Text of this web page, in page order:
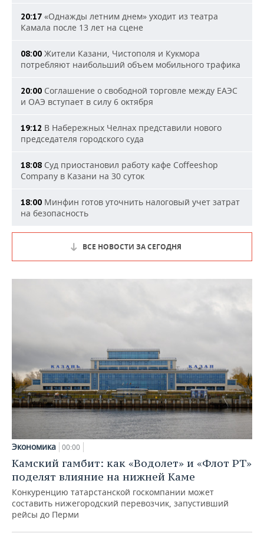
20:17 «Однажды летним днем» уходит из театра
Камала после 13 лет на сцене
08:00 Жители Казани, Чистополя и Кукмора
потребляют наибольший объем мобильного трафика
20:00 Соглашение о свободной торговле между ЕАЭС
и ОАЭ вступает в силу 6 октября
19:12 В Набережных Челнах представили нового
председателя городского суда
18:08 Суд приостановил работу кафе Coffeeshop
Company в Казани на 30 суток
18:00 Минфин готов уточнить налоговый учет затрат
на безопасность
ВСЕ НОВОСТИ ЗА СЕГОДНЯ
Экономика 00:00
Камский гамбит: как «Водолет» и «Флот РТ»
поделят влияние на нижней Каме
Конкуренцию татарстанской госкомпании может
составить нижегородский перевозчик, запустивший
рейсы до Перми